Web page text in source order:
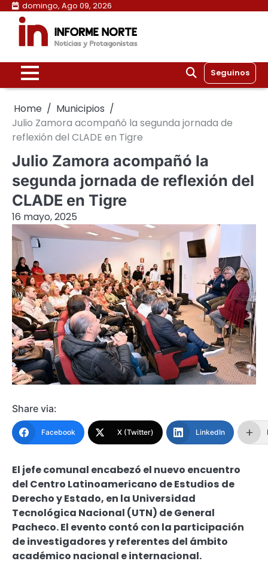
Skip
content
domingo, Ago 09, 2026
Seguinos
Home
Municipios
Julio Zamora acompañó la segunda jornada de
reflexión del CLADE en Tigre
Julio Zamora acompañó la
segunda jornada de reflexión del
CLADE en Tigre
16 mayo, 2025
Share via:
Facebook X (Twitter) LinkedIn
El jefe comunal encabezó el nuevo encuentro
del Centro Latinoamericano de Estudios de
Derecho y Estado, en la Universidad
Tecnológica Nacional (UTN) de General
Pacheco. El evento contó con la participación
de investigadores y referentes del ámbito
académico nacional e internacional.